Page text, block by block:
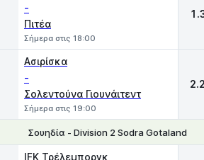
-
Πιτέα
Σήμερα στις 18:00
Ασιρίσκα
-
Σολεντούνα Γιουνάιτεντ
Σήμερα στις 19:00
Σουηδία - Division 2 Sodra Gotaland
IFK Τρέλεμποργκ